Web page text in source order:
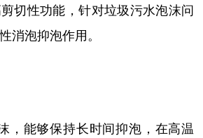
切性功能，针对垃圾污水泡沫问
消泡抑泡作用。
，能够保持长时间抑泡，在高温